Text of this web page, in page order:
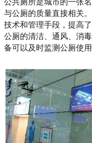
与公厕的质量直接相关
技术和管理手段，提高
公厕的清洁、通风、消
备可以及时监测公厕使